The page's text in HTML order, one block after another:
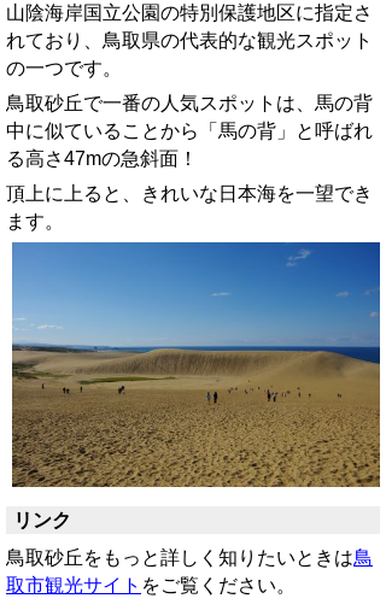
山陰海岸国立公園の特別保護地区に指定さ
れており、鳥取県の代表的な観光スポット
の一つです。
鳥取砂丘で一番の人気スポットは、馬の背
中に似ていることから
「馬の背」と呼ばれ
る高さ47mの急斜面！
頂上に上ると、きれいな日本海を一望でき
ます。
リンク
鳥取砂丘をもっと詳しく知りたいときは鳥
取市観光サイト をご覧ください。